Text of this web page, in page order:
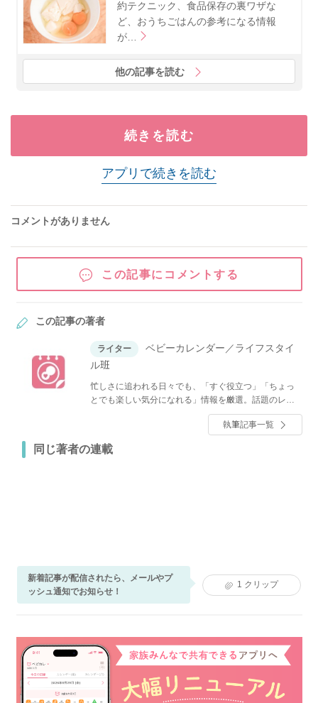
約テクニック、食品保存の裏ワザな
ど、おうちごはんの参考になる情報
が…
他の記事を読む
続きを読む
アプリで続きを読む
コメントがありません
この記事にコメントする
この記事の著者
ライター
ベビーカレンダー／ライフスタイ
ル班
忙しさに追われる日々でも、「すぐ役立つ」「ちょっ
とでも楽しい気分になれる」情報を厳選。話題のレシ
ピやグルメ、人気のショップ情報、ファッション、イ
ンテリア・収納、節約・マネーなど、くらしに関する
します！
執筆記事一覧
同じ著者の連載
新着記事が配信されたら、メールやプ
ッシュ通知でお知らせ！
1 クリップ